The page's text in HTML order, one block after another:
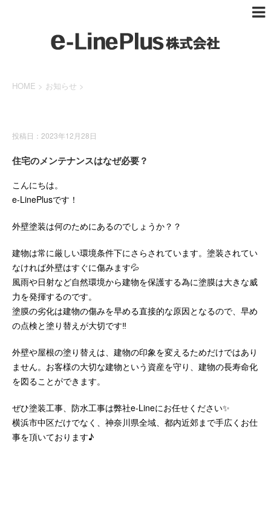
HOME > お知らせ >
投稿日：2023年12月28日
住宅のメンテナンスはなぜ必要？
こんにちは。
e-LinePlusです！
外壁塗装は何のためにあるのでしょうか？？
建物は常に厳しい環境条件下にさらされています。塗装されてい
なければ外壁はすぐに傷みます💦
風雨や日射など自然環境から建物を保護する為に塗膜は大きな威
力を発揮するのです。
塗膜の劣化は建物の傷みを早める直接的な原因となるので、早め
の点検と塗り替えが大切です‼️
外壁や屋根の塗り替えは、建物の印象を変えるためだけではあり
ません。お客様の大切な建物という資産を守り、建物の長寿命化
を図ることができます。
ぜひ塗装工事、防水工事は弊社e-Lineにお任せください✨
横浜市中区だけでなく、神奈川県全域、都内近郊まで手広くお仕
事を頂いております♪